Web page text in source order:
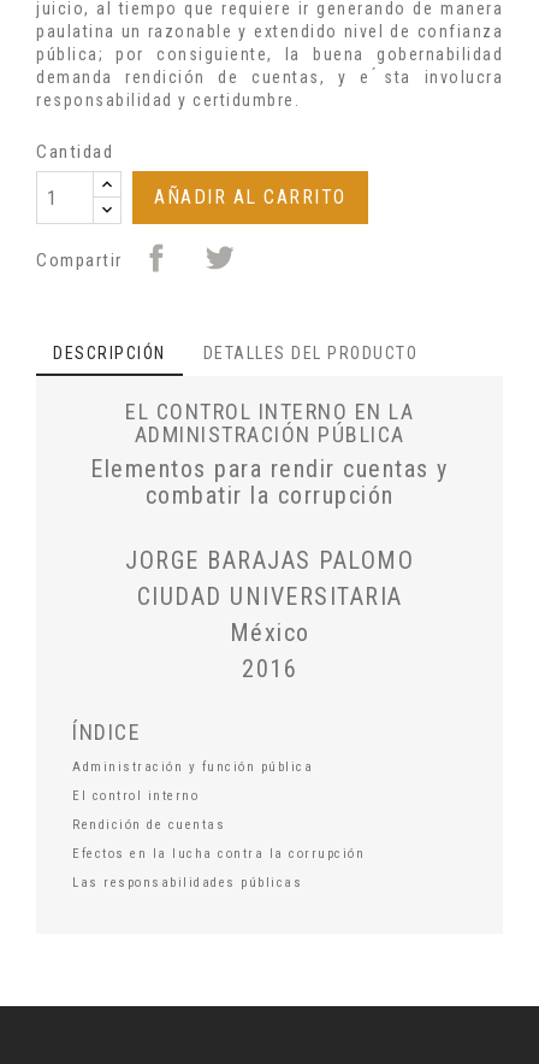
juicio, al tiempo que requiere ir generando de manera
paulatina un razonable y extendido nivel de confianza
pública; por consiguiente, la buena gobernabilidad
demanda rendición de cuentas, y e ́sta involucra
responsabilidad y certidumbre.
Cantidad
AÑADIR AL CARRITO
Compartir
DESCRIPCIÓN DETALLES DEL PRODUCTO
EL CONTROL INTERNO EN LA
ADMINISTRACIÓN PÚBLICA
Elementos para rendir cuentas y
combatir la corrupción
JORGE BARAJAS PALOMO
CIUDAD UNIVERSITARIA
México
2016
ÍNDICE
Administración y función pública
El control interno
Rendición de cuentas
Efectos en la lucha contra la corrupción
Las responsabilidades públicas